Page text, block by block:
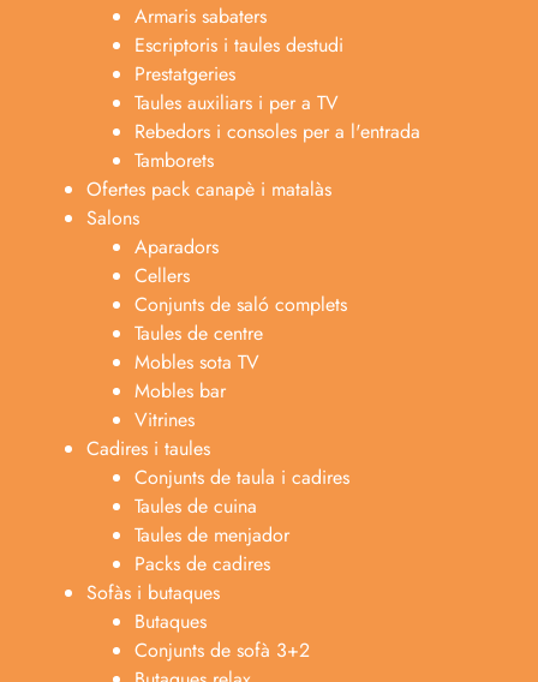
Armaris sabaters
Escriptoris i taules destudi
Prestatgeries
Taules auxiliars i per a TV
Rebedors i consoles per a l'entrada
Tamborets
Ofertes pack canapè i matalàs
Salons
Aparadors
Cellers
Conjunts de saló complets
Taules de centre
Mobles sota TV
Mobles bar
Vitrines
Cadires i taules
Conjunts de taula i cadires
Taules de cuina
Taules de menjador
Packs de cadires
Sofàs i butaques
Butaques
Conjunts de sofà 3+2